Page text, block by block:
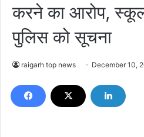
करने का आरोप, स्कूल
पुलिस को सूचना
raigarh top news December 10,